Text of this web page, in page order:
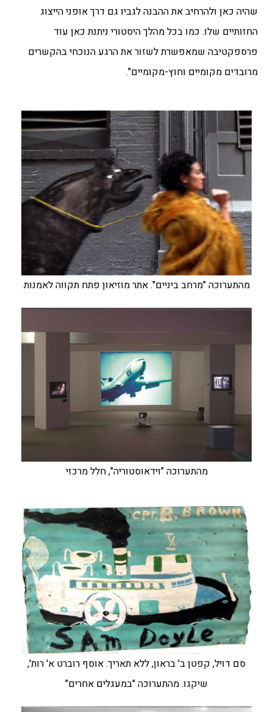
שהיה כאן ולהרחיב את ההבנה לגביו גם דרך אופני הייצוג
החזותיים שלו. כמו בכל מהלך היסטורי ניתנת כאן עוד
פרספקטיבה שמאפשרת לשזור את הרגע הנוכחי בהקשרים
מרובדים מקומיים וחוץ-מקומיים".
מהתערוכה "מרחב ביניים". אתר מוזיאון פתח תקווה לאמנות
מהתערוכה "וידאוסטוריה", חלל מרכזי
סם דויל, קפטן ב' בראון, ללא תאריך. אוסף רוברט א' רות',
שיקגו. מהתערוכה "במעגלים אחרים"